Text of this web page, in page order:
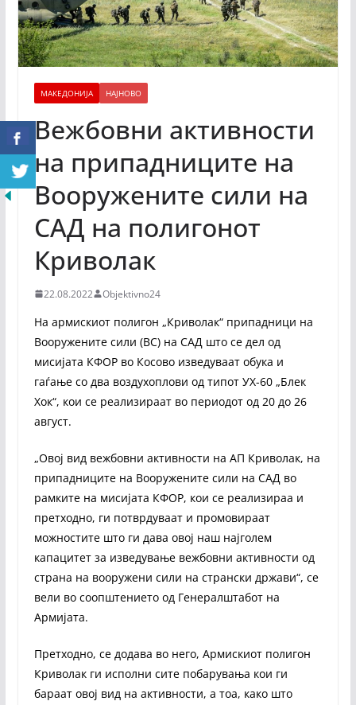
МАКЕДОНИЈА НАЈНОВО
Вежбовни активности
на припадниците на
Вооружените сили на
САД на полигонот
Криволак
22.08.2022 Objektivno24
На армискиот полигон „Криволак“ припадници на
Вооружените сили (ВС) на САД што се дел од
мисијата КФОР во Косово изведуваат обука и
гаѓање со два воздухоплови од типот УХ-60 „Блек
Хок“, кои се реализираат во периодот од 20 до 26
август.
„Овој вид вежбовни активности на АП Криволак, на
припадниците на Вооружените сили на САД во
рамките на мисијата КФОР, кои се реализираа и
претходно, ги потврдуваат и промовираат
можностите што ги дава овој наш најголем
капацитет за изведување вежбовни активности од
страна на вооружени сили на странски држави“, се
вели во соопштението од Генералштабот на
Армијата.
Претходно, се додава во него, Армискиот полигон
Криволак ги исполни сите побарувања кои ги
бараат овој вид на активности, а тоа, како што